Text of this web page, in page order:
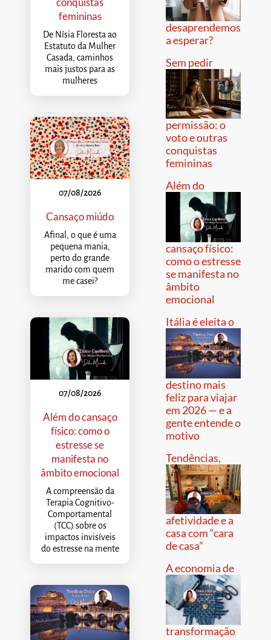
femininas
De Nísia Floresta ao
Estatuto da Mulher
Casada, caminhos
mais justos para as
mulheres
07/08/2026
Cansaço miúdo
Afinal, o que é uma
pequena mania,
perto do grande
marido com quem
me casei?
07/08/2026
Além do cansaço
físico: como o
estresse se
manifesta no
âmbito emocional
A compreensão da
Terapia Cognitivo-
Comportamental
(TCC) sobre os
impactos invisíveis
do estresse na mente
desaprendemos
a esperar?
Sem pedir
permissão: o
voto e outras
conquistas
femininas
Além do
cansaço físico:
como o estresse
se manifesta no
âmbito
emocional
Itália é eleita o
destino mais
feliz para viajar
em 2026 — e a
gente entende o
motivo
Tendências,
afetividade e a
casa com “cara
de casa”
A economia de
transformação